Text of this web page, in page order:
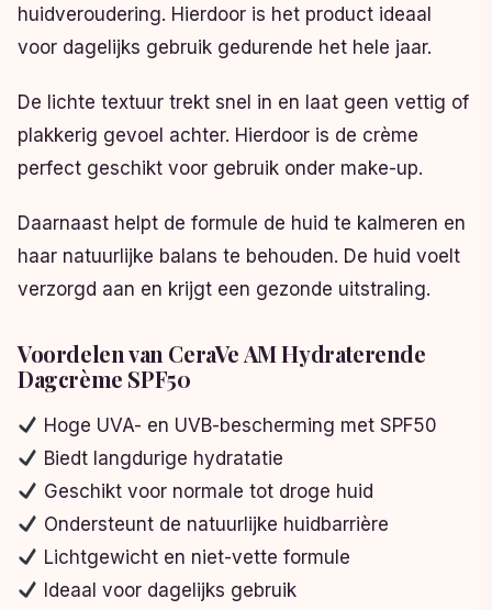
huidveroudering. Hierdoor is het product ideaal
voor dagelijks gebruik gedurende het hele jaar.
De lichte textuur trekt snel in en laat geen vettig of
plakkerig gevoel achter. Hierdoor is de crème
perfect geschikt voor gebruik onder make-up.
Daarnaast helpt de formule de huid te kalmeren en
haar natuurlijke balans te behouden. De huid voelt
verzorgd aan en krijgt een gezonde uitstraling.
Voordelen van CeraVe AM Hydraterende
Dagcrème SPF50
Hoge UVA- en UVB-bescherming met SPF50
Biedt langdurige hydratatie
Geschikt voor normale tot droge huid
Ondersteunt de natuurlijke huidbarrière
Lichtgewicht en niet-vette formule
Ideaal voor dagelijks gebruik